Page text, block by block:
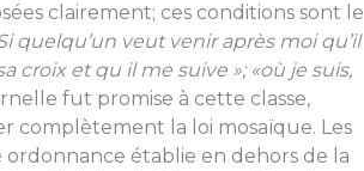
clairement; ces conditions sont le
quelqu’un veut venir après moi qu’il
croix et qu il me suive »; «où je suis,
fut promise à cette classe,
complètement la loi mosaïque. Les
établie en dehors de la